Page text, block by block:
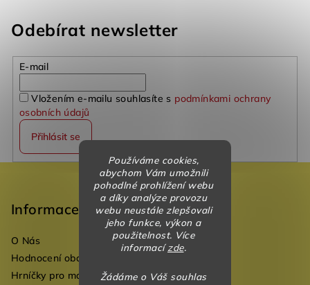
Používáme cookies,
abychom Vám umožnili
pohodlné prohlížení webu
a díky analýze provozu
webu neustále zlepšovali
jeho funkce, výkon a
použitelnost. Více
informacízde.
Žádáme o Váš souhlas
Odebírat newsletter
E-mail
Vložením e-mailu souhlasíte s podmínkami ochrany
osobních údajů
Přihlásit se
Informace
O Nás
Hodnocení obchodu
Hrníčky pro mateřské školky